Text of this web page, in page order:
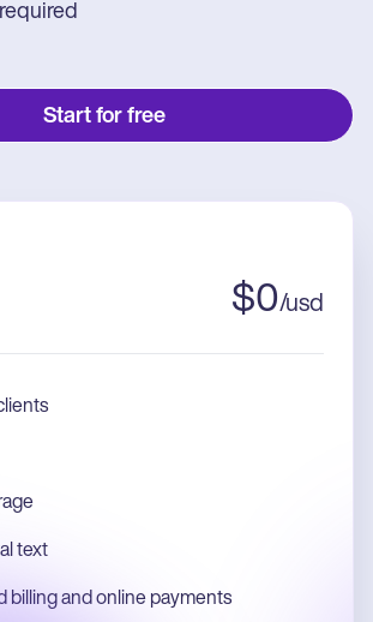
Start for free
$0/usd
text
billing and online payments